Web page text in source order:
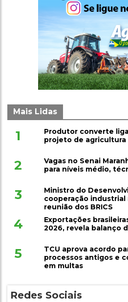
Mais Lidas
1
Produtor converte
projeto de agricultura
2
Vagas no Senai
para níveis médio,
3
Ministro do
cooperação industrial
reunião dos BRICS
4
Exportações
2026, revela balanço
5
TCU aprova acordo
processos antigos e
em multas
Redes Sociais